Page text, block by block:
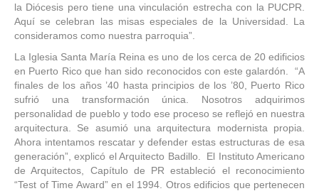
la Diócesis pero tiene una vinculación estrecha con la PUCPR.
Aquí se celebran las misas especiales de la Universidad. La
consideramos como nuestra parroquia”.
La Iglesia Santa María Reina es uno de los cerca de 20 edificios
en Puerto Rico que han sido reconocidos con este galardón. “A
finales de los años ’40 hasta principios de los ’80, Puerto Rico
sufrió una transformación única. Nosotros adquirimos
personalidad de pueblo y todo ese proceso se reflejó en nuestra
arquitectura. Se asumió una arquitectura modernista propia.
Ahora intentamos rescatar y defender estas estructuras de esa
generación”, explicó el Arquitecto Badillo. El Instituto Americano
de Arquitectos, Capítulo de PR estableció el reconocimiento
“Test of Time Award” en el 1994. Otros edificios que pertenecen